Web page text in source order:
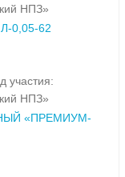
НПЗ»
0,05-62
участия:
НПЗ»
«ПРЕМИУМ-